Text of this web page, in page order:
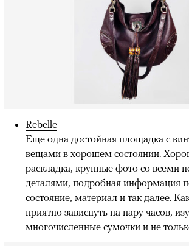
Rebelle
Еще одна достойная площадка с
вещами в хорошем состоянии.
раскладка, крупные фото со всеми
деталями, подробная информация
состояние, материал и так далее.
приятно зависнуть на пару часов,
многочисленные сумочки и не